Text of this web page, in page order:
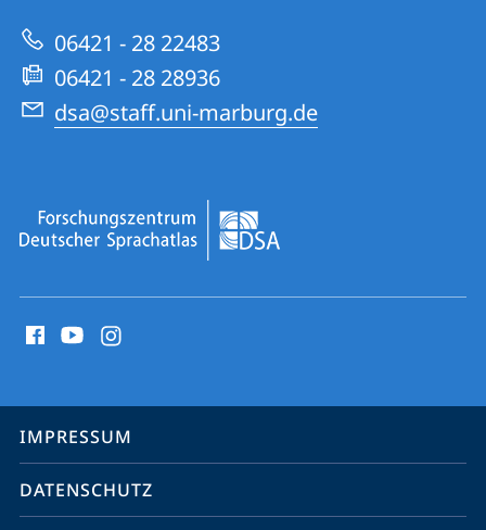
Website
Sprachatlas
06421 - 28 22483
06421 - 28 28936
dsa@staff.uni-marburg.de
Media
Service-
Navigation
IMPRESSUM
DATENSCHUTZ